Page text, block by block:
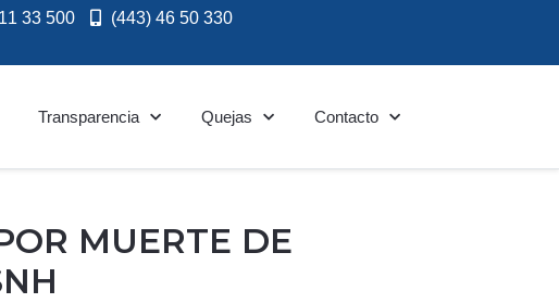
33 500
(443) 46 50 330
Transparencia Quejas Contacto
MUERTE DE